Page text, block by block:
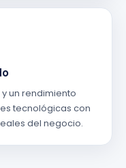
un rendimiento
tecnológicas con
del negocio.